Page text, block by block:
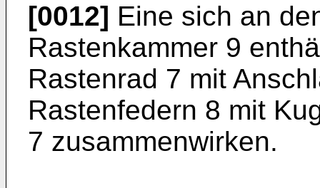
[0012] Eine sich an
Rastenkammer 9
Rastenrad 7 mit
Rastenfedern 8 mit
7 zusammenwirken.